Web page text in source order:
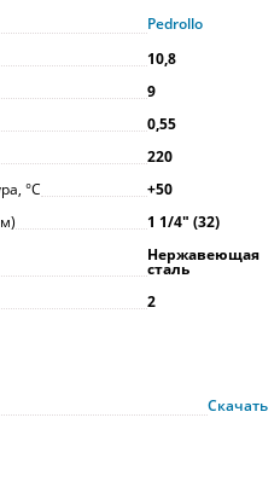
Pedrollo
10,8
9
0,55
220
°С
+50
1 1/4ʺ (32)
Нержавеющая
сталь
2
Скачать